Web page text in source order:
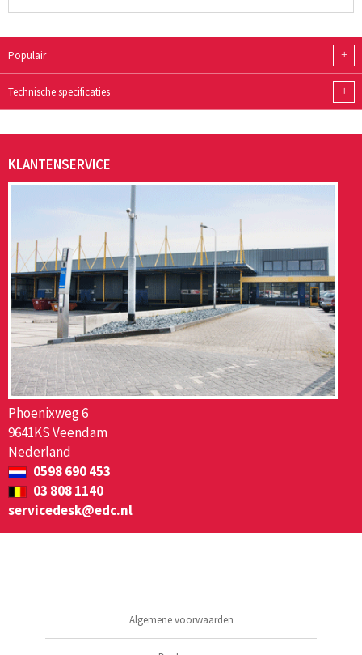
Populair +
Technische specificaties +
KLANTENSERVICE
Phoenixweg 6
9641KS Veendam
Nederland
0598 690 453
03 808 1140
servicedesk@edc.nl
Algemene voorwaarden